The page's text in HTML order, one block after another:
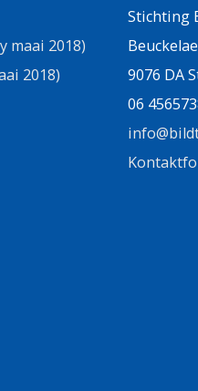
maai 2018)
2018)
Stichting
9076 DA
06